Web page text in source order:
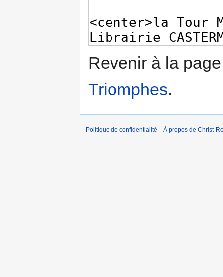
Revenir à la
Triomphes.
Politique de confidentialité À propos de Christ-